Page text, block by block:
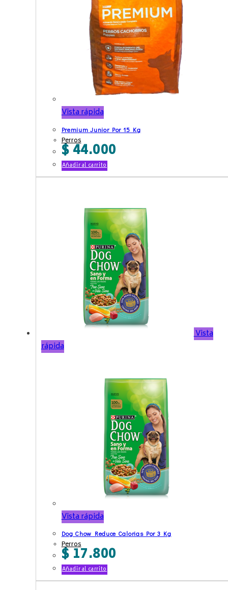
Vista rápida
Premium Junior Por 15 Kg
Perros
$44.000
Añadir al carrito
Vista
rápida
Vista rápida
Dog Chow Reduce Calorias Por 3 Kg
Perros
$17.800
Añadir al carrito